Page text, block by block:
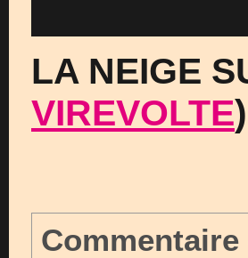
LA NEIGE
VIREVOLTE)
Commentaire